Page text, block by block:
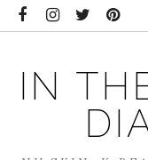
IN